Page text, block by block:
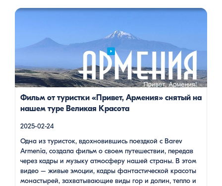
Одна из туристок, вдохновившись поездкой с Barev Armenia,
музыку атмосферу нашей страны. В этом видео – живые
эмоции, кадры фантастической красоты монастырей,
захватывающие виды гор и долин, тепло и душевность
местных жителей, готовка и дегустация блюд. Путешествие
под завораживающие мелодии дудука Дживана Гаспаряна
стало настоящим погружением […]
Фильм от туристки «Привет, Армения» снятый на
нашем туре Великая Красота
2025-02-24
Одна из туристок, вдохновившись поездкой с Barev
Armenia, создала фильм о своем путешествии, передав
через кадры и музыку атмосферу нашей страны. В этом
видео – живые эмоции, кадры фантастической красоты
монастырей, захватывающие виды гор и долин, тепло и